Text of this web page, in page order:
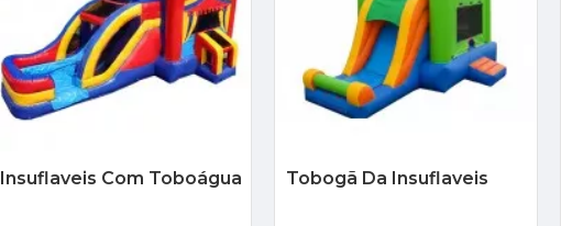
Insuflaveis Com Toboágua Tobogã Da Insuflaveis